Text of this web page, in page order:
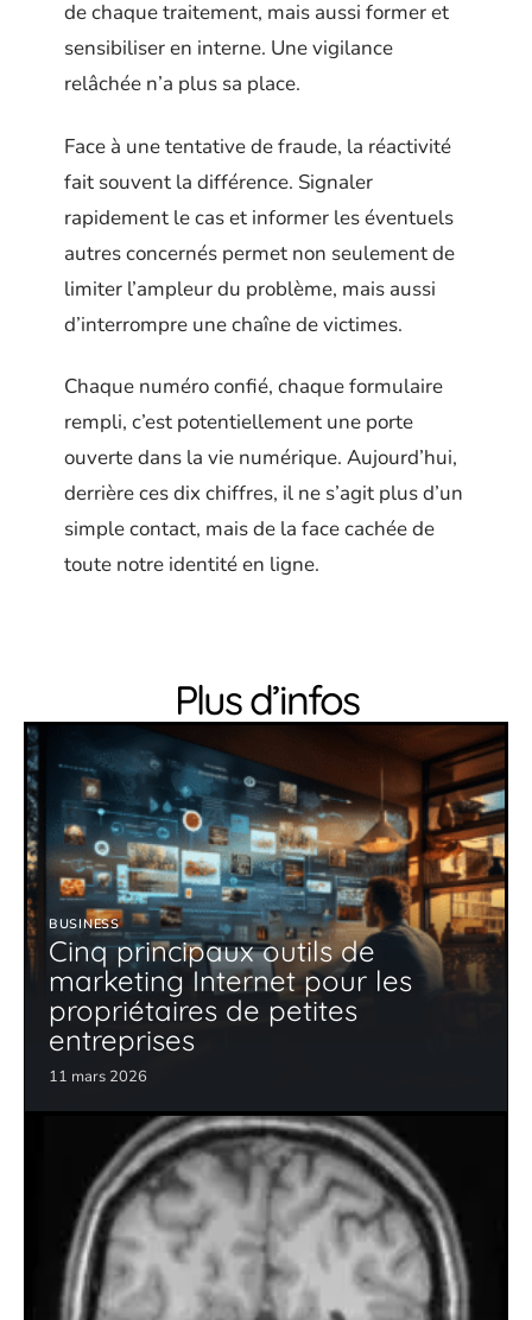
de chaque traitement, mais aussi former et
sensibiliser en interne. Une vigilance
relâchée n’a plus sa place.
Face à une tentative de fraude, la réactivité
fait souvent la différence. Signaler
rapidement le cas et informer les éventuels
autres concernés permet non seulement de
limiter l’ampleur du problème, mais aussi
d’interrompre une chaîne de victimes.
Chaque numéro confié, chaque formulaire
rempli, c’est potentiellement une porte
ouverte dans la vie numérique. Aujourd’hui,
derrière ces dix chiffres, il ne s’agit plus d’un
simple contact, mais de la face cachée de
toute notre identité en ligne.
Plus d’infos
BUSINESS
Cinq principaux outils de
marketing Internet pour les
propriétaires de petites
entreprises
11 mars 2026